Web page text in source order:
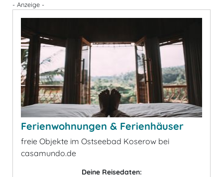
- Anzeige -
Ferienwohnungen & Ferienhäuser
freie Objekte im Ostseebad Koserow bei
casamundo.de
Deine Reisedaten: